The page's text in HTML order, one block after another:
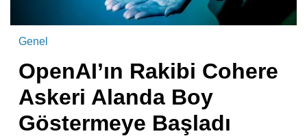
Genel
OpenAI’ın Rakibi Cohere
Askeri Alanda Boy
Göstermeye Başladı